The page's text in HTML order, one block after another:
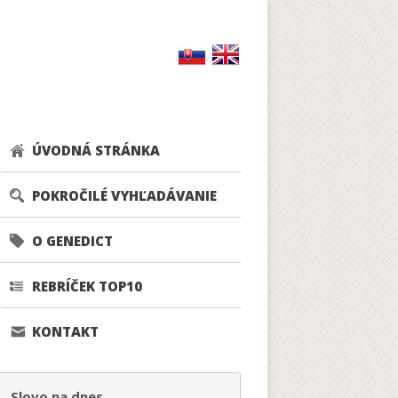
ÚVODNÁ STRÁNKA
POKROČILÉ VYHĽADÁVANIE
O GENEDICT
REBRÍČEK TOP10
KONTAKT